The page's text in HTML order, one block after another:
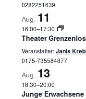
0282251639
Aug. 11
16:00–17:30
Theater
Veranstalter:Janis
0175-735584877
Aug. 13
18:30–20:00
Junge